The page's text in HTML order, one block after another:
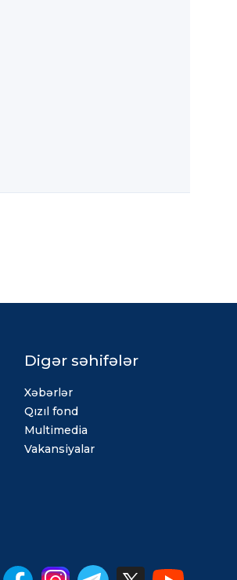
Digər səhifələr
Xəbərlər
Qızıl fond
Multimedia
Vakansiyalar